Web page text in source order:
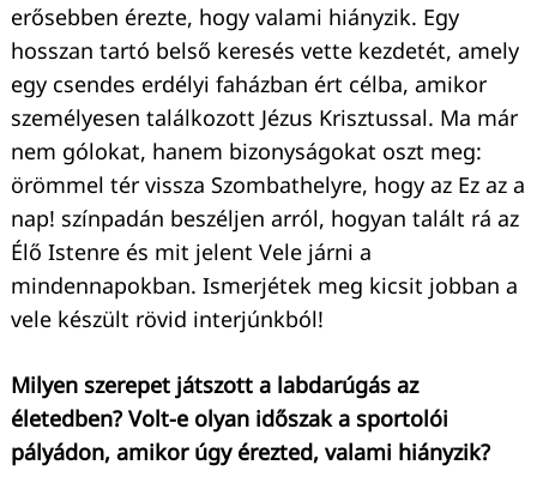
erősebben érezte, hogy valami hiányzik. Egy
hosszan tartó belső keresés vette kezdetét, amely
egy csendes erdélyi faházban ért célba, amikor
személyesen találkozott Jézus Krisztussal. Ma már
nem gólokat, hanem bizonyságokat oszt meg:
örömmel tér vissza Szombathelyre, hogy az Ez az a
nap! színpadán beszéljen arról, hogyan talált rá az
Élő Istenre és mit jelent Vele járni a
mindennapokban. Ismerjétek meg kicsit jobban a
vele készült rövid interjúnkból!
Milyen szerepet játszott a labdarúgás az
életedben? Volt-e olyan időszak a sportolói
pályádon, amikor úgy érezted, valami hiányzik?